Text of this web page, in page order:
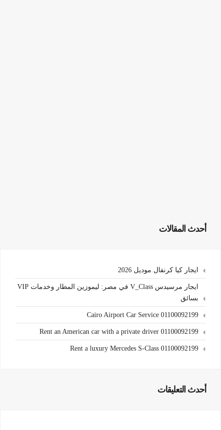
أحدث المقالات
ايجار كيا كرنفال موديل 2026
ايجار مرسيدس V_Class في مصر: ليموزين المطار وخدمات VIP
بسائق
Cairo Airport Car Service 01100092199
Rent an American car with a private driver 01100092199
Rent a luxury Mercedes S-Class 01100092199
أحدث التعليقات